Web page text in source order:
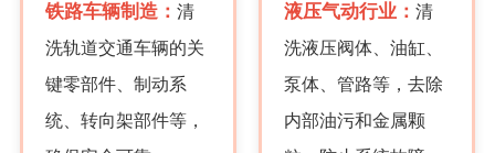
铁路车辆制造： 清
洗轨道交通车辆的关
键零部件、制动系
统、转向架部件等，
液压气动行业： 清
洗液压阀体、油缸、
泵体、管路等，去除
内部油污和金属颗